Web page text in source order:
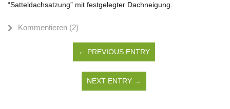
“Satteldachsatzung” mit festgelegter Dachneigung.
Kommentieren (2)
← PREVIOUS ENTRY
NEXT ENTRY →